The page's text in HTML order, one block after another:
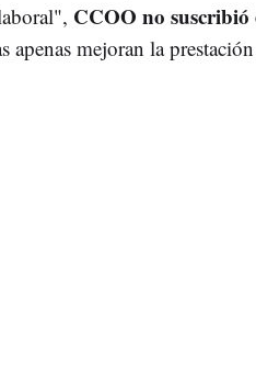
CCOO no suscribió
apenas mejoran la